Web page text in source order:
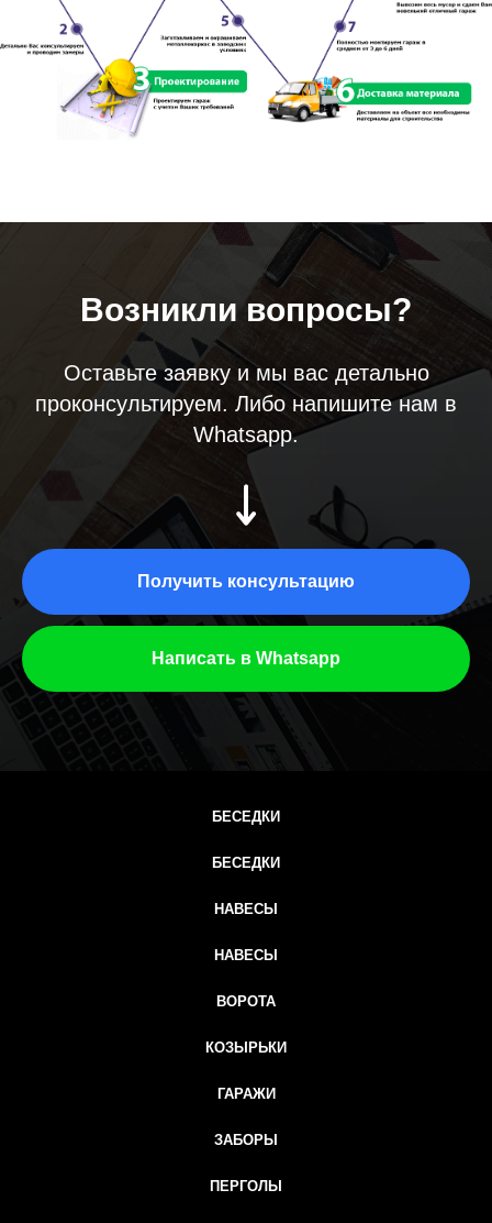
Возникли вопросы?
Оставьте заявку и мы вас детально
проконсультируем. Либо напишите нам в
Whatsapp.
Получить консультацию
Написать в Whatsapp
БЕСЕДКИ
БЕСЕДКИ
НАВЕСЫ
НАВЕСЫ
ВОРОТА
КОЗЫРЬКИ
ГАРАЖИ
ЗАБОРЫ
ПЕРГОЛЫ